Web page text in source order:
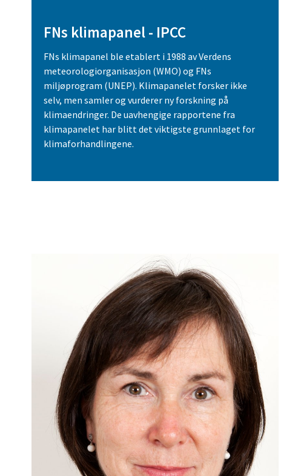
FNs klimapanel - IPCC
FNs klimapanel ble etablert i 1988 av Verdens
meteorologiorganisasjon (WMO) og FNs
miljøprogram (UNEP). Klimapanelet forsker ikke
selv, men samler og vurderer ny forskning på
klimaendringer. De uavhengige rapportene fra
klimapanelet har blitt det viktigste grunnlaget for
klimaforhandlingene.